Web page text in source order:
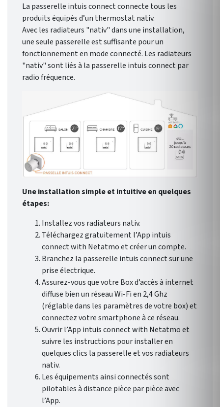
La passerelle intuis connect connecte tous les
produits équipés d’un thermostat nativ.
Avec les radiateurs "nativ" dans une installation,
une seule passerelle est suffisante pour un
fonctionnement en mode connecté. Les radiateurs
"nativ" sont liés à la passerelle intuis connect par
radio fréquence.
Une installation simple et intuitive en quelques
étapes:
Installez vos radiateurs nativ.
Téléchargez gratuitement l’App intuis
connect with Netatmo et créer un compte.
Branchez la passerelle intuis connect sur une
prise électrique.
Assurez-vous que votre Box d’accès à internet
diffuse bien un réseau Wi-Fi en 2,4 Ghz
(réglable dans les paramètres de votre box) et
connectez votre smartphone à ce réseau.
Ouvrir l’App intuis connect with Netatmo et
suivre les instructions pour installer en
quelques clics la passerelle et vos radiateurs
nativ.
Les équipements ainsi connectés sont
pilotables à distance pièce par pièce avec
l’App.